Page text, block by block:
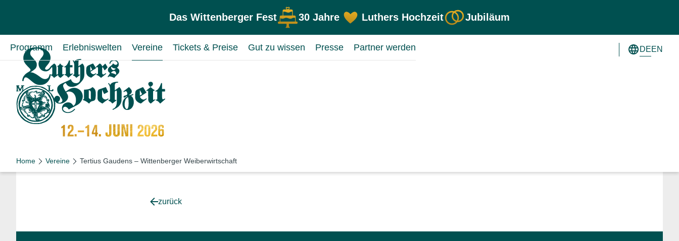
Das Wittenberger Fest 30 Jahre Luthers Hochzeit Jubiläum
DEEN
Programm Erlebniswelten Vereine Tickets & Preise Gut zu wissen Presse Partner werden
Home Vereine Tertius Gaudens – Wittenberger Weiberwirtschaft
zurück